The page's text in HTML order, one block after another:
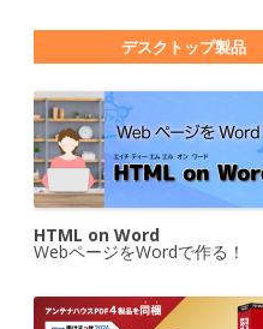
デスクトップ製品
HTML on Word
WebページをWordで作る！